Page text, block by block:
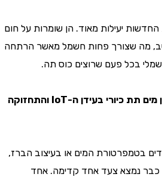
יעילות מאוד. הן שומרות על חום
שצורך פחות חשמל מאשר הרתחה
פעם שרוצים כוס תה.
המהפכה הדיגיטלית: מתקן מים תת כיורי בעידן ה-IoT והתחזוקה
המים או בעיצוב הברז,
צעד אחד קדימה. אחד